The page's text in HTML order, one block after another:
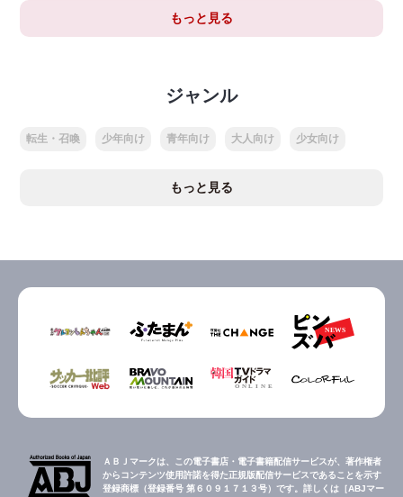
もっと見る
ジャンル
転生・召喚 少年向け 青年向け 大人向け 少女向け
もっと見る
ＡＢＪマークは、この電子書店・電子書籍配信サービスが、著作権者
からコンテンツ使用許諾を得た正規版配信サービスであることを示す
登録商標（登録番号 第６０９１７１３号）です。詳しくは［ABJマー